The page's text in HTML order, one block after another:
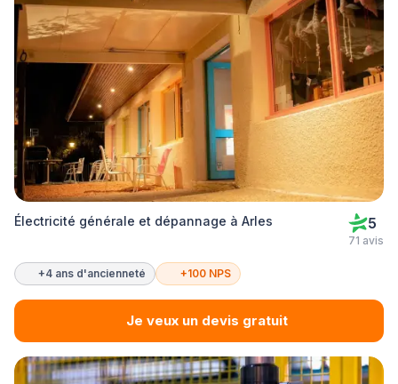
Électricité générale et dépannage à Arles 5
71 avis
+4 ans d'ancienneté +100 NPS
Je veux un devis gratuit